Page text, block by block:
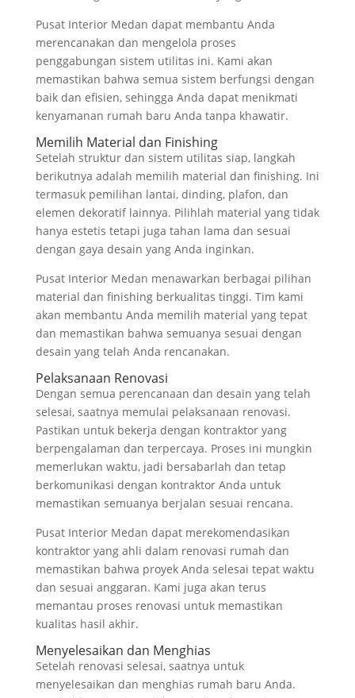
Pusat Interior Medan dapat membantu Anda
merencanakan dan mengelola proses
penggabungan sistem utilitas ini. Kami akan
memastikan bahwa semua sistem berfungsi dengan
baik dan efisien, sehingga Anda dapat menikmati
kenyamanan rumah baru Anda tanpa khawatir.
Memilih Material dan Finishing
Setelah struktur dan sistem utilitas siap, langkah
berikutnya adalah memilih material dan finishing. Ini
termasuk pemilihan lantai, dinding, plafon, dan
elemen dekoratif lainnya. Pilihlah material yang tidak
hanya estetis tetapi juga tahan lama dan sesuai
dengan gaya desain yang Anda inginkan.
Pusat Interior Medan menawarkan berbagai pilihan
material dan finishing berkualitas tinggi. Tim kami
akan membantu Anda memilih material yang tepat
dan memastikan bahwa semuanya sesuai dengan
desain yang telah Anda rencanakan.
Pelaksanaan Renovasi
Dengan semua perencanaan dan desain yang telah
selesai, saatnya memulai pelaksanaan renovasi.
Pastikan untuk bekerja dengan kontraktor yang
berpengalaman dan terpercaya. Proses ini mungkin
memerlukan waktu, jadi bersabarlah dan tetap
berkomunikasi dengan kontraktor Anda untuk
memastikan semuanya berjalan sesuai rencana.
Pusat Interior Medan dapat merekomendasikan
kontraktor yang ahli dalam renovasi rumah dan
memastikan bahwa proyek Anda selesai tepat waktu
dan sesuai anggaran. Kami juga akan terus
memantau proses renovasi untuk memastikan
kualitas hasil akhir.
Menyelesaikan dan Menghias
Setelah renovasi selesai, saatnya untuk
menyelesaikan dan menghias rumah baru Anda.